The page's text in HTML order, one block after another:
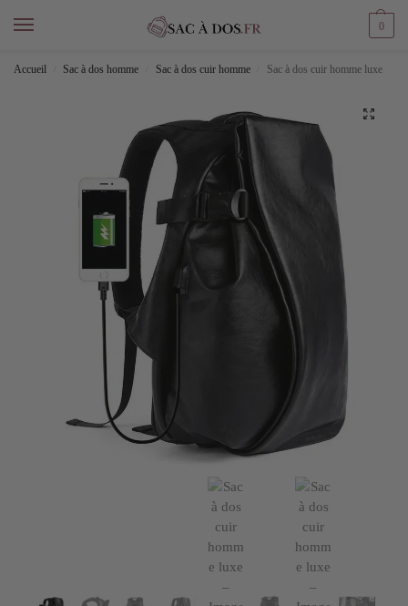
0
Accueil Sac à dos homme Sac à dos cuir homme Sac à dos cuir homme luxe